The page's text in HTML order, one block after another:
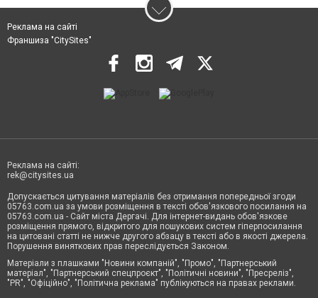
Реклама на сайті
Франшиза "CitySites"
Реклама на сайті:
rek@citysites.ua
Допускається цитування матеріалів без отримання попередньої згоди
05763.com.ua за умови розміщення в тексті обов'язкового посилання на
05763.com.ua - Сайт міста Дергачі. Для інтернет-видань обов'язкове
розміщення прямого, відкритого для пошукових систем гіперпосилання
на цитовані статті не нижче другого абзацу в тексті або в якості джерела.
Порушення виняткових прав переслідується Законом.
Матеріали з плашками "Новини компаній", "Промо", "Партнерський
матеріал", "Партнерський спецпроєкт", "Політичні новини", "Пресреліз",
"PR", "Офіційно", "Політична реклама" публікуються на правах реклами.